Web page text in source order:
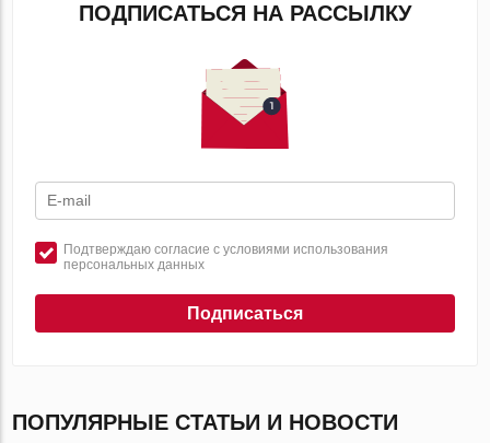
ПОДПИСАТЬСЯ НА РАССЫЛКУ
Подтверждаю согласие с условиями использования
персональных данных
Подписаться
ПОПУЛЯРНЫЕ СТАТЬИ И НОВОСТИ